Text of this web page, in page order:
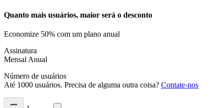
Quanto mais usuários, maior será o desconto
Economize 50% com um plano anual
Assinatura
Mensal Anual
Número de usuários
Até 1000 usuários. Precisa de alguma outra coisa? Contate-nos